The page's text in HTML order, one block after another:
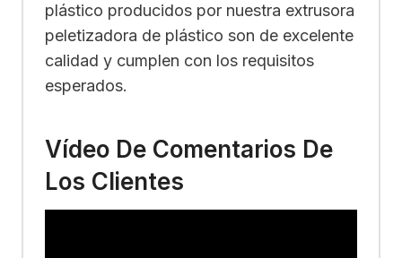
plástico producidos por nuestra extrusora
peletizadora de plástico son de excelente
calidad y cumplen con los requisitos
esperados.
Vídeo De Comentarios De
Los Clientes